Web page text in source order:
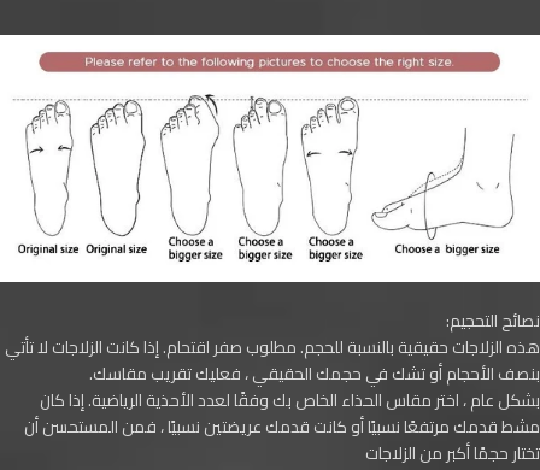
نصائح التحجيم:
هذه الزلاجات حقيقية بالنسبة للحجم. مطلوب صفر اقتحام. إذا كانت الزلاجات لا تأتي
بنصف الأحجام أو تشك في حجمك الحقيقي ، فعليك تقريب مقاسك.
بشكل عام ، اختر مقاس الحذاء الخاص بك وفقًا لعدد الأحذية الرياضية. إذا كان
مشط قدمك مرتفعًا نسبيًا أو كانت قدمك عريضتين نسبيًا ، فمن المستحسن أن
تختار حجمًا أكبر من الزلاجات